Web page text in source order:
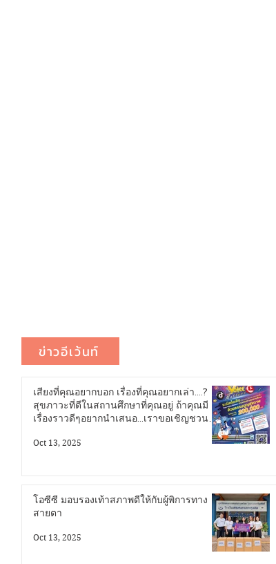
ข่าวอีเว้นท์
เสียงที่คุณอยากบอก เรื่องที่คุณอยากเล่า....?
สุขภาวะที่ดีในสถานศึกษาที่คุณอยู่ ถ้าคุณมี
เรื่องราวดีๆอยากนำเสนอ...เราขอเชิญชวน
Oct 13, 2025
โอซีซี มอบรองเท้าสภาพดีให้กับผู้พิการทาง
สายตา
Oct 13, 2025